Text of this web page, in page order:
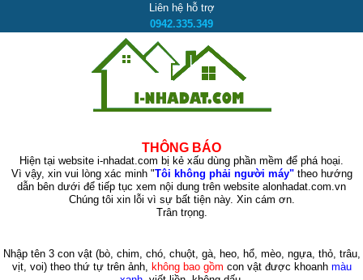
Liên hệ hỗ trợ
0942.335.349
THÔNG BÁO
Hiện tại website i-nhadat.com bị kẻ xấu dùng phần mềm để phá hoại.
Vì vậy, xin vui lòng xác minh "Tôi không phải người máy"theo hướng
dẫn bên dưới để tiếp tục xem nội dung trên website alonhadat.com.vn
Chúng tôi xin lỗi vì sự bất tiện này. Xin cám ơn.
Trân trọng.
Nhập tên 3 con vật (bò, chim, chó, chuột, gà, heo, hổ, mèo, ngựa, thỏ, trâu,
vịt, voi)theo thứ tự trên ảnh, không bao gồm con vật được khoanh màu